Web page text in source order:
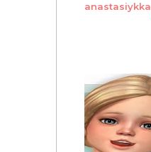
anastasiykka